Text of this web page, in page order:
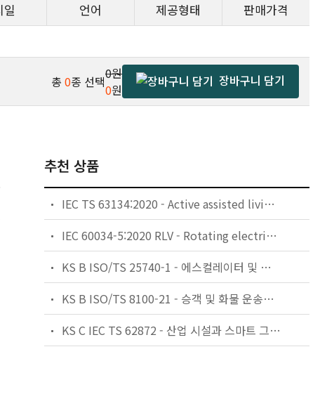
일 언어 제공형태 판매가격
총 0종 선택0원
0원
장바구니 담기
추천 상품
IEC TS 63134:2020 - Active assisted living (AAL) use cases
IEC 60034-5:2020 RLV - Rotating electrical machines - Part 5: Degrees of protection provided by the integral design of rotating electrical machines (IP code) - Classification
KS B ISO/TS 25740-1 - 에스컬레이터 및 무빙워크에 대한 안전요건 — 제1부: 세계공통 필수 안전요건(GESRs)
KS B ISO/TS 8100-21 - 승객 및 화물 운송용 엘리베이터 —제21부: 세계공통 필수안전요건(GESRs)을 충족하는 세계공통 안전 파라미터(GSPs)
KS C IEC TS 62872 - 산업 시설과 스마트 그리드 사이의 산업 공정 측정, 제어 및 자동화 시스템 인터페이스